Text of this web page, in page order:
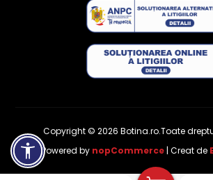
Copyright © 2026 Botina.ro.Toate
Powered by nopCommerce | Creat de